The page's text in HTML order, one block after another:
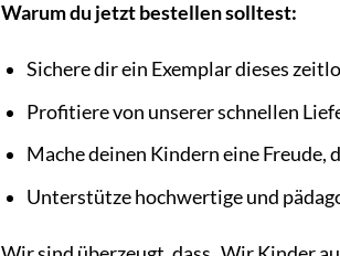
Warum du jetzt bestellen solltest:
Sichere dir ein Exemplar dieses
Profitiere von unserer schnellen
Mache deinen Kindern eine Freude,
Unterstütze hochwertige und